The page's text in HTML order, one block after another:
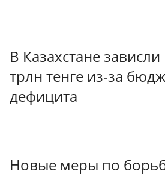
В Казахстане
трлн тенге из-за
дефицита
Новые меры по